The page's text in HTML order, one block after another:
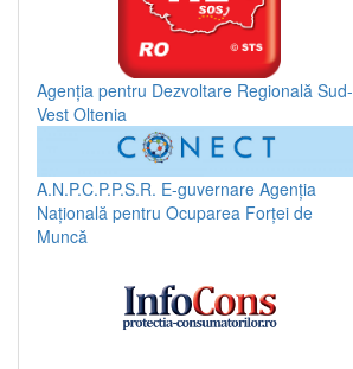
Agenția pentru Dezvoltare Regională Sud-
Vest Oltenia
A.N.P.C.P.P.S.R. E-guvernare Agenția
Națională pentru Ocuparea Forței de
Muncă